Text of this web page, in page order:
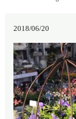
2018/06/20